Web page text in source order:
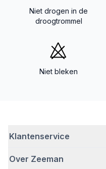
Niet drogen in de
droogtrommel
Niet bleken
Klantenservice
Veelgestelde vragen
Over Zeeman